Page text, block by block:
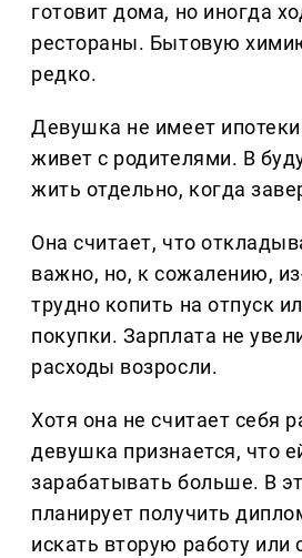
готовит дома, но иногда
рестораны. Бытовую
редко.
Девушка не имеет
живет с родителями. В
жить отдельно, когда
Она считает, что
важно, но, к сожалению,
трудно копить на отпуск
покупки. Зарплата не
расходы возросли.
Хотя она не считает себя
девушка признается, что
зарабатывать больше. В
планирует получить
искать вторую работу или